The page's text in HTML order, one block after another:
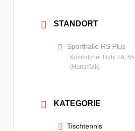
STANDORT
Sporthalle RS Plus
Kümbdcher Hohl 7A,
(Hunsrück)
KATEGORIE
Tischtennis